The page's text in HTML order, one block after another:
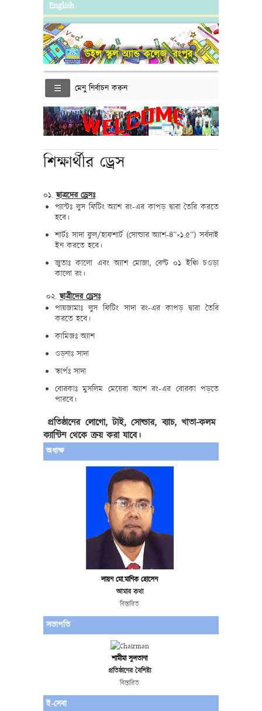
English
উইন্স স্কুল অ্যান্ড কলেজ, রংপুর।
মেনু নির্বাচন করুন
শিক্ষার্থীর ড্রেস
০১.ছাত্রদের ড্রেসঃ
প্যান্টঃ লুস ফিটিং অ্যাশ রং-এর কাপড় দ্বারা তৈরি করতে
হবে।
শার্টঃ সাদা ফুল/হাফশার্ট (সোল্ডার অ্যাশ-৪’’×১.৫’’) সর্বদাই
ইন করতে হবে।
জুতাঃ কালো এবং অ্যাশ মোজা, বেল্ট ০১ ইঞ্চি চওড়া
কালো রং।
০২. ছাত্রীদের ড্রেসঃ
পায়জামাঃ লুস ফিটিং সাদা রং-এর কাপড় দ্বারা তৈরি
করতে হবে।
কামিজঃ অ্যাশ
ওড়নাঃ সাদা
স্কার্পঃ সাদা
বোরকাঃ মুসলিম মেয়েরা অ্যাশ রং-এর বোরকা পড়তে
পারবে।
প্রতিষ্ঠানের লোগো, টাই, সোল্ডার, ব্যাচ, খাতা-কলম
ক্যান্টিন থেকে ক্রয় করা যাবে।
অধ্যক্ষ
লায়ন মো.মানিক হোসেন
আমার কথা
বিস্তারিত
সভাপতি
শামীমা সুলতানা
প্রতিষ্ঠানের বৈশিষ্ট্য
বিস্তারিত
ই-সেবা